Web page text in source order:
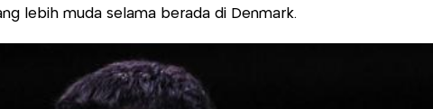
lebih muda selama berada di Denmark.